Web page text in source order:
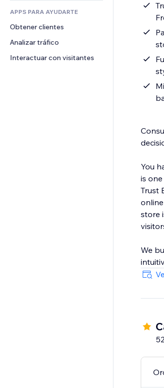
APPS PARA AYUDARTE
Obtener clientes
Analizar tráfico
Interactuar con visitantes
You
is
Trust
store
We